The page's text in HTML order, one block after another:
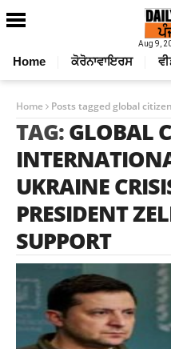
Aug 9,
Home ਕੋਰੋਨਾਵਾਇਰਸ
Home Posts tagged global citizen
TAG:GLOBAL
UKRAINE
PRESIDENT
SUPPORT